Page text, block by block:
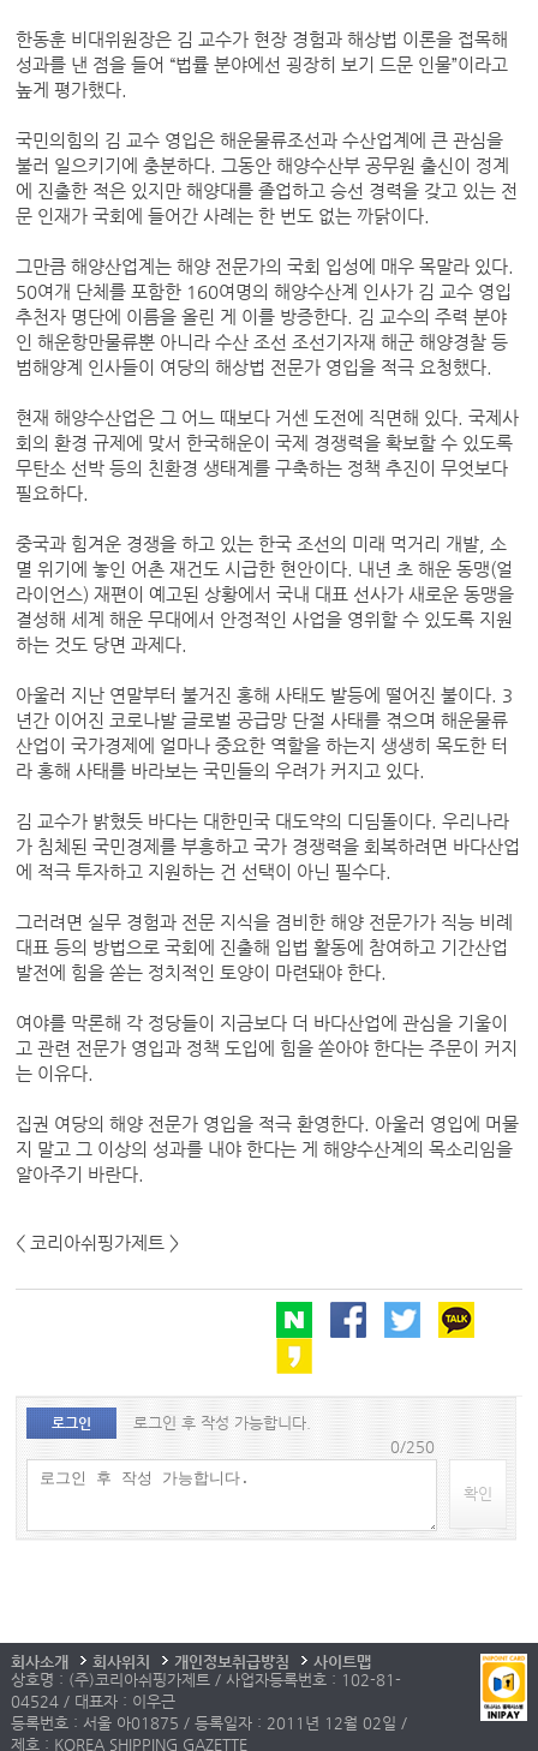
한동훈 비대위원장은 김 교수가 현장 경험과 해상법 이론을 접목해
성과를 낸 점을 들어 “법률 분야에선 굉장히 보기 드문 인물”이라고
높게 평가했다.
국민의힘의 김 교수 영입은 해운물류조선과 수산업계에 큰 관심을
불러 일으키기에 충분하다. 그동안 해양수산부 공무원 출신이 정계
에 진출한 적은 있지만 해양대를 졸업하고 승선 경력을 갖고 있는 전
문 인재가 국회에 들어간 사례는 한 번도 없는 까닭이다.
그만큼 해양산업계는 해양 전문가의 국회 입성에 매우 목말라 있다.
50여개 단체를 포함한 160여명의 해양수산계 인사가 김 교수 영입
추천자 명단에 이름을 올린 게 이를 방증한다. 김 교수의 주력 분야
인 해운항만물류뿐 아니라 수산 조선 조선기자재 해군 해양경찰 등
범해양계 인사들이 여당의 해상법 전문가 영입을 적극 요청했다.
현재 해양수산업은 그 어느 때보다 거센 도전에 직면해 있다. 국제사
회의 환경 규제에 맞서 한국해운이 국제 경쟁력을 확보할 수 있도록
무탄소 선박 등의 친환경 생태계를 구축하는 정책 추진이 무엇보다
필요하다.
중국과 힘겨운 경쟁을 하고 있는 한국 조선의 미래 먹거리 개발, 소
멸 위기에 놓인 어촌 재건도 시급한 현안이다. 내년 초 해운 동맹(얼
라이언스) 재편이 예고된 상황에서 국내 대표 선사가 새로운 동맹을
결성해 세계 해운 무대에서 안정적인 사업을 영위할 수 있도록 지원
하는 것도 당면 과제다.
아울러 지난 연말부터 불거진 홍해 사태도 발등에 떨어진 불이다. 3
년간 이어진 코로나발 글로벌 공급망 단절 사태를 겪으며 해운물류
산업이 국가경제에 얼마나 중요한 역할을 하는지 생생히 목도한 터
라 홍해 사태를 바라보는 국민들의 우려가 커지고 있다.
김 교수가 밝혔듯 바다는 대한민국 대도약의 디딤돌이다. 우리나라
가 침체된 국민경제를 부흥하고 국가 경쟁력을 회복하려면 바다산업
에 적극 투자하고 지원하는 건 선택이 아닌 필수다.
그러려면 실무 경험과 전문 지식을 겸비한 해양 전문가가 직능 비례
대표 등의 방법으로 국회에 진출해 입법 활동에 참여하고 기간산업
발전에 힘을 쏟는 정치적인 토양이 마련돼야 한다.
여야를 막론해 각 정당들이 지금보다 더 바다산업에 관심을 기울이
고 관련 전문가 영입과 정책 도입에 힘을 쏟아야 한다는 주문이 커지
는 이유다.
집권 여당의 해양 전문가 영입을 적극 환영한다. 아울러 영입에 머물
지 말고 그 이상의 성과를 내야 한다는 게 해양수산계의 목소리임을
알아주기 바란다.
< 코리아쉬핑가제트 >
로그인
로그인 후 작성 가능합니다.
0/250
확인
회사소개 회사위치 개인정보취급방침
사이트맵
상호명 : (주)코리아쉬핑가제트 / 사업자등록번호 : 102-81-
04524 / 대표자 : 이우근
등록번호 : 서울 아01875 / 등록일자 : 2011년 12월 02일 /
제호 : KOREA SHIPPING GAZETTE